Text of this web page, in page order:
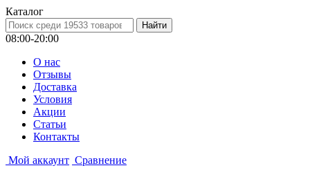
Каталог
08:00-20:00
О нас
Отзывы
Доставка
Условия
Aкции
Статьи
Контакты
Мой аккаунт Сравнение